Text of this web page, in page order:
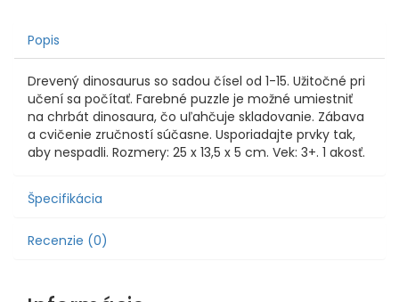
Popis
Drevený dinosaurus so sadou čísel od 1-15. Užitočné pri
učení sa počítať. Farebné puzzle je možné umiestniť
na chrbát dinosaura, čo uľahčuje skladovanie. Zábava
a cvičenie zručností súčasne. Usporiadajte prvky tak,
aby nespadli. Rozmery: 25 x 13,5 x 5 cm. Vek: 3+. 1 akosť.
Špecifikácia
Recenzie (0)